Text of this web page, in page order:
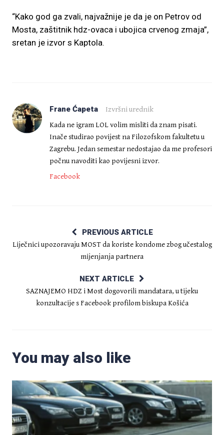
“Kako god ga zvali, najvažnije je da je on Petrov od
Mosta, zaštitnik hdz-ovaca i ubojica crvenog zmaja”,
sretan je izvor s Kaptola.
Frane Ćapeta
Izvršni urednik
Kada ne igram LOL volim misliti da znam pisati.
Inače studirao povijest na Filozofskom fakultetu u
Zagrebu. Jedan semestar nedostajao da me profesori
počnu navoditi kao povijesni izvor.
Facebook
PREVIOUS ARTICLE
Liječnici upozoravaju MOST da koriste kondome zbog učestalog
mijenjanja partnera
NEXT ARTICLE
SAZNAJEMO HDZ i Most dogovorili mandatara, u tijeku
konzultacije s Facebook profilom biskupa Košića
You may also like